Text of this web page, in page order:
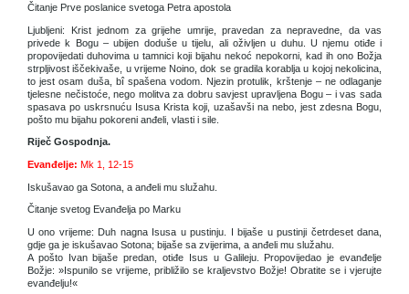
Čitanje Prve poslanice svetoga Petra apostola
Ljubljeni: Krist jednom za grijehe umrije, pravedan za nepravedne, da vas
privede k Bogu – ubijen doduše u tijelu, ali oživljen u duhu. U njemu otiđe i
propovijedati duhovima u tamnici koji bijahu nekoć nepokorni, kad ih ono Božja
strpljivost iščekivaše, u vrijeme Noino, dok se gradila korablja u kojoj nekolicina,
to jest osam duša, bî spašena vodom. Njezin protulik, krštenje – ne odlaganje
tjelesne nečistoće, nego molitva za dobru savjest upravljena Bogu – i vas sada
spasava po uskrsnuću Isusa Krista koji, uzašavši na nebo, jest zdesna Bogu,
pošto mu bijahu pokoreni anđeli, vlasti i sile.
Riječ Gospodnja.
Evanđelje: Mk 1, 12-15
Iskušavao ga Sotona, a anđeli mu služahu.
Čitanje svetog Evanđelja po Marku
U ono vrijeme: Duh nagna Isusa u pustinju. I bijaše u pustinji četrdeset dana,
gdje ga je iskušavao Sotona; bijaše sa zvijerima, a anđeli mu služahu.
A pošto Ivan bijaše predan, otiđe Isus u Galileju. Propovijedao je evanđelje
Božje: »Ispunilo se vrijeme, približilo se kraljevstvo Božje! Obratite se i vjerujte
evanđelju!«